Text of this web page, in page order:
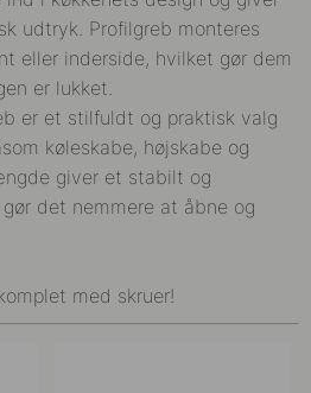
udtryk. Profilgreb monteres
eller inderside, hvilket gør dem
er lukket.
er et stilfuldt og praktisk valg
køleskabe, højskabe og
giver et stabilt og
det nemmere at åbne og
med skruer!